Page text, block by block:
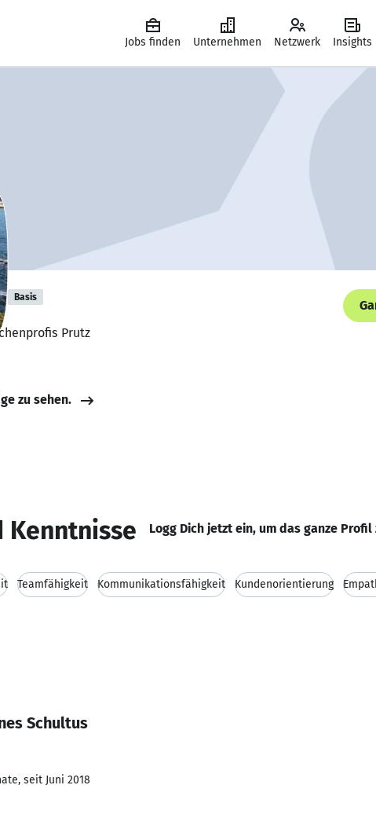
Jobs finden Unternehmen Netzwerk Insights
Basis
Prutz
zu sehen.
Kenntnisse Logg Dich jetzt ein, um das ganze Profil
Teamfähigkeit Kommunikationsfähigkeit Kundenorientierung
Schultus
seit Juni 2018